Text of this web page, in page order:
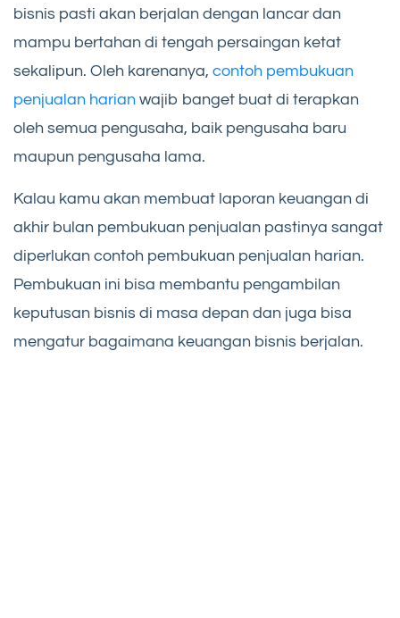
bisnis pasti akan berjalan dengan lancar dan
mampu bertahan di tengah persaingan ketat
sekalipun. Oleh karenanya, contoh pembukuan
penjualan harian wajib banget buat di terapkan
oleh semua pengusaha, baik pengusaha baru
maupun pengusaha lama.
Kalau kamu akan membuat laporan keuangan di
akhir bulan pembukuan penjualan pastinya sangat
diperlukan contoh pembukuan penjualan harian.
Pembukuan ini bisa membantu pengambilan
keputusan bisnis di masa depan dan juga bisa
mengatur bagaimana keuangan bisnis berjalan.